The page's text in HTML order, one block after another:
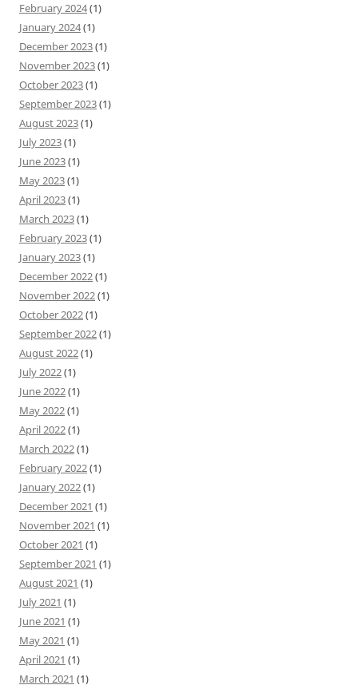
February 2024(1)
January 2024(1)
December 2023(1)
November 2023(1)
October 2023(1)
September 2023(1)
August 2023(1)
July 2023(1)
June 2023(1)
May 2023(1)
April 2023(1)
March 2023(1)
February 2023(1)
January 2023(1)
December 2022(1)
November 2022(1)
October 2022(1)
September 2022(1)
August 2022(1)
July 2022(1)
June 2022(1)
May 2022(1)
April 2022(1)
March 2022(1)
February 2022(1)
January 2022(1)
December 2021 (1)
November 2021 (1)
October 2021 (1)
September 2021 (1)
August 2021 (1)
July 2021 (1)
June 2021 (1)
May 2021 (1)
April 2021 (1)
March 2021 (1)